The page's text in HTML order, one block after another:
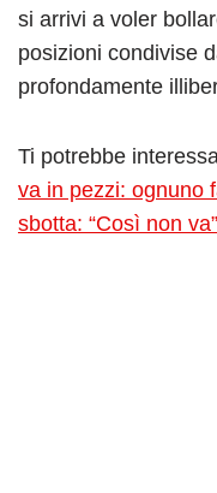
si arrivi a voler
posizioni condivise
profondamente
Ti potrebbe
va in pezzi: ognuno
sbotta: “Così non va”